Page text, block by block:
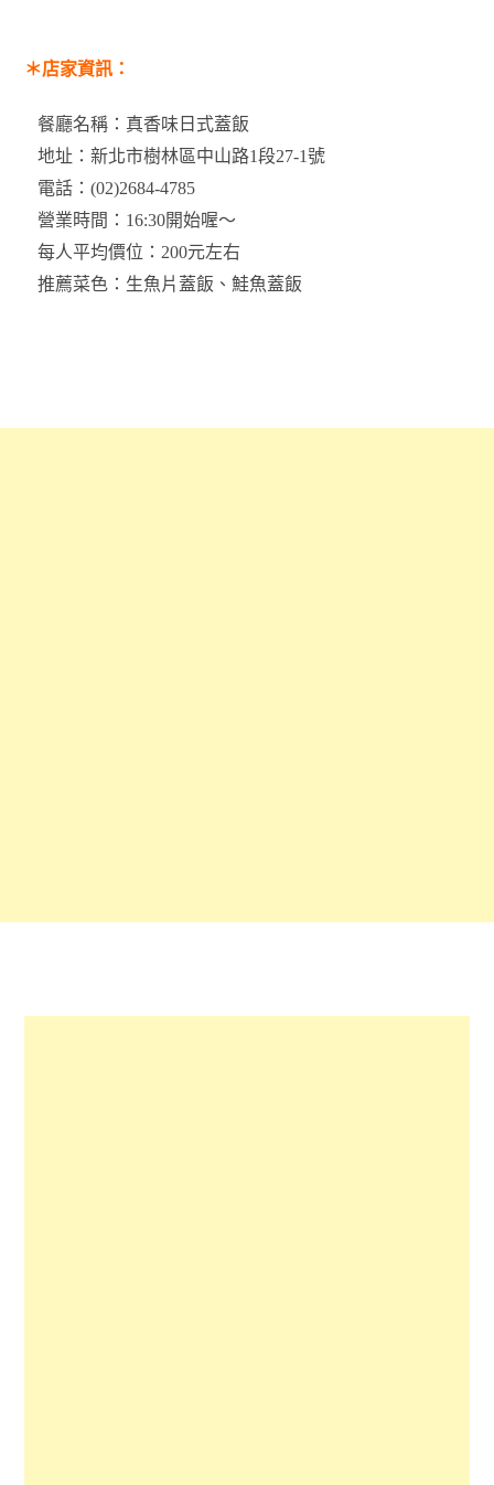
＊店家資訊：
餐廳名稱：真香味日式蓋飯
地址：新北市樹林區中山路1段27-1號
電話：(02)2684-4785
營業時間：16:30開始喔～
每人平均價位：200元左右
推薦菜色：生魚片蓋飯、鮭魚蓋飯